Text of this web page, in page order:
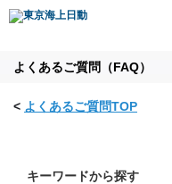
よくあるご質問（FAQ）
< よくあるご質問TOP
キーワードから探す